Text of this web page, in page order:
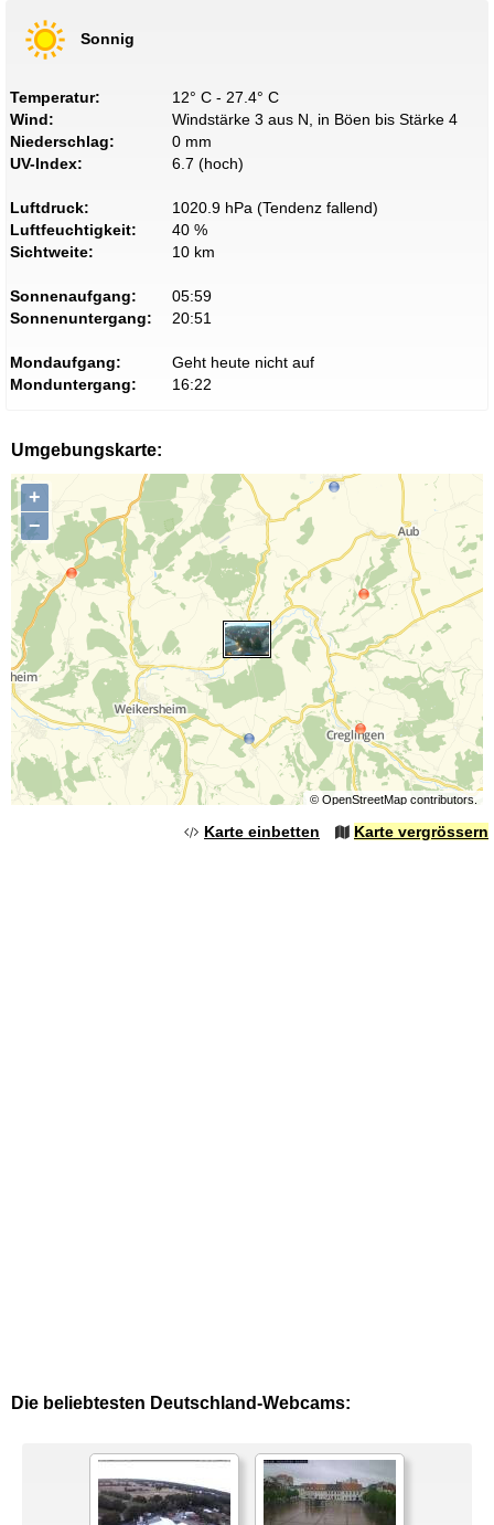
Sonnig
Temperatur:
12° C - 27.4° C
Wind:
Windstärke 3 aus N, in Böen bis Stärke 4
Niederschlag:
0 mm
UV-Index:
6.7 (hoch)
Luftdruck:
1020.9 hPa (Tendenz fallend)
Luftfeuchtigkeit:
40 %
Sichtweite:
10 km
Sonnenaufgang:
05:59
Sonnenuntergang:
20:51
Mondaufgang:
Geht heute nicht auf
Monduntergang:
16:22
Umgebungskarte:
+
−
© OpenStreetMapcontributors.
Karte einbetten Karte vergrössern
Die beliebtesten Deutschland-Webcams: